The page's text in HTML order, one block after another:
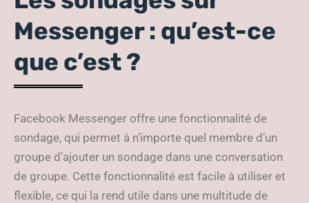
Messenger : qu’est-ce
que c’est ?
Facebook Messenger offre une fonctionnalité de
sondage, qui permet à n’importe quel membre d’un
groupe d’ajouter un sondage dans une conversation
de groupe. Cette fonctionnalité est facile à utiliser et
flexible, ce qui la rend utile dans une multitude de